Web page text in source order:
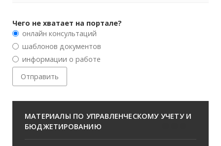
Чего не хватает на портале?
онлайн консультаций
шаблонов документов
информации о работе
МАТЕРИАЛЫ ПО УПРАВЛЕНЧЕСКОМУ УЧЕТУ И
БЮДЖЕТИРОВАНИЮ